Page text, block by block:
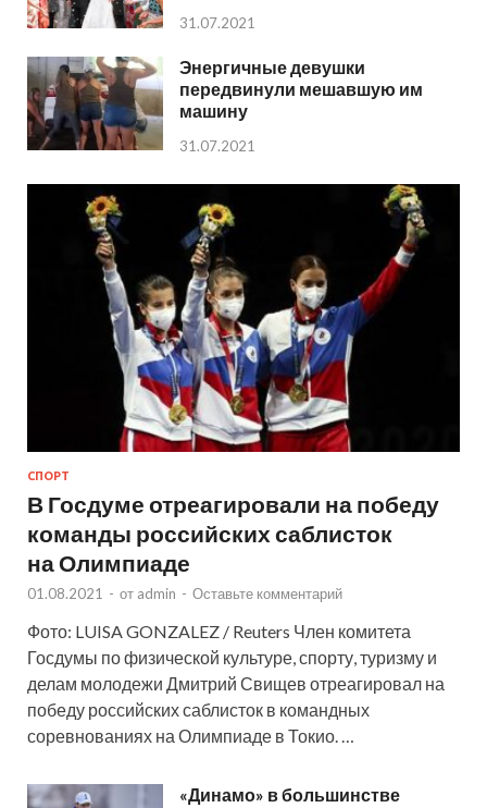
31.07.2021
Энергичные девушки
передвинули мешавшую им
машину
31.07.2021
СПОРТ
В Госдуме отреагировали на победу
команды российских саблисток
на Олимпиаде
01.08.2021 - от admin - Оставьте комментарий
Фото: LUISA GONZALEZ / Reuters Член комитета
Госдумы по физической культуре, спорту, туризму и
делам молодежи Дмитрий Свищев отреагировал на
победу российских саблисток в командных
соревнованиях на Олимпиаде в Токио. …
«Динамо» в большинстве